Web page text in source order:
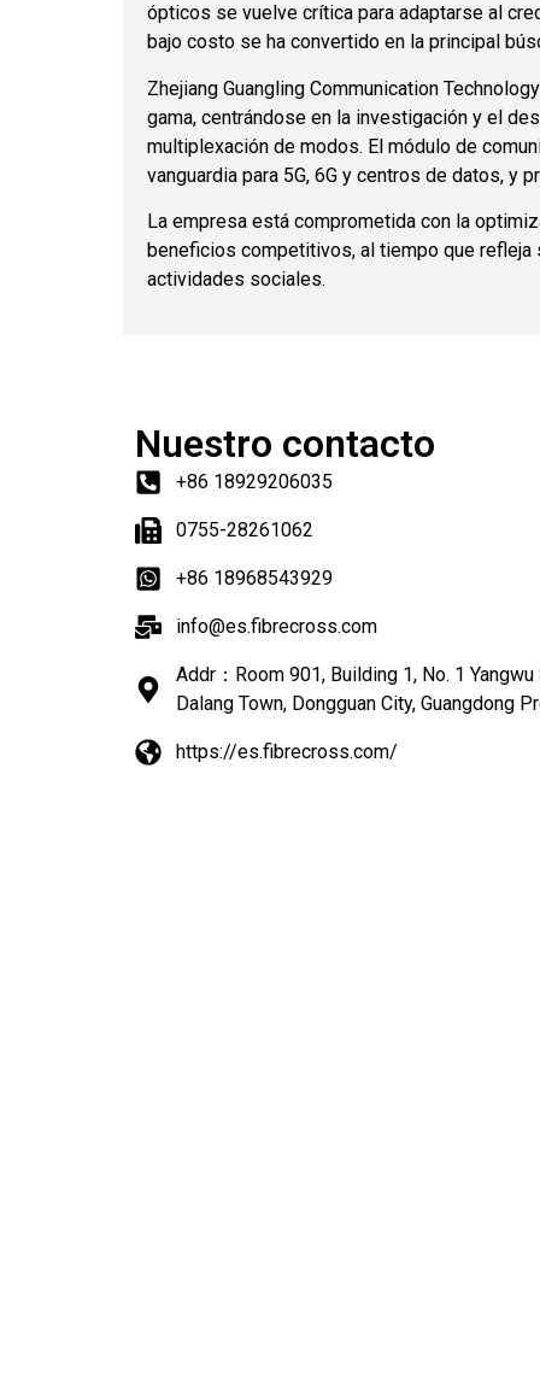
ópticos se vuelve crítica para adaptarse al
bajo costo se ha convertido en la principal
Zhejiang Guangling Communication
gama, centrándose en la investigación y el
multiplexación de modos. El módulo de
vanguardia para 5G, 6G y centros de datos, y
La empresa está comprometida con la
beneficios competitivos, al tiempo que refleja
actividades sociales.
Nuestro contacto
+86 18929206035
0755-28261062
+86 18968543929
info@es.fibrecross.com
Addr：Room 901, Building 1, No. 1
Dalang Town, Dongguan City, Guangdong
https://es.fibrecross.com/